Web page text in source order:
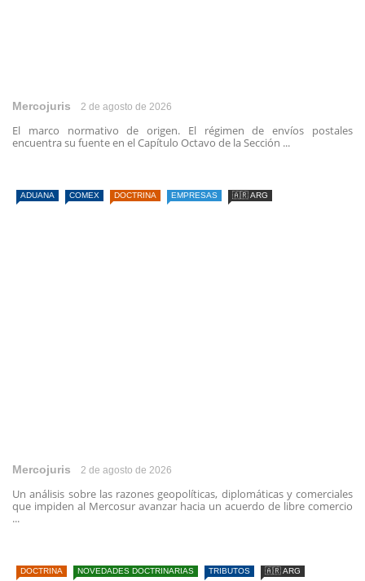
Mercojuris 2 de agosto de 2026
El marco normativo de origen. El régimen de envíos postales
encuentra su fuente en el Capítulo Octavo de la Sección ...
ADUANA COMEX DOCTRINA EMPRESAS 🇦🇷 ARG
Mercojuris 2 de agosto de 2026
Un análisis sobre las razones geopolíticas, diplomáticas y comerciales
que impiden al Mercosur avanzar hacia un acuerdo de libre comercio
...
DOCTRINA NOVEDADES DOCTRINARIAS TRIBUTOS 🇦🇷 ARG